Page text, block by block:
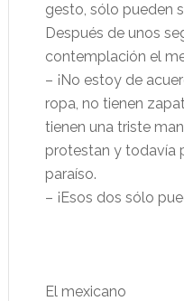
gesto, sólo pueden
Después de unos
contemplación el
– ¡No estoy de
ropa, no tienen
tienen una triste
protestan y todavía
paraíso.
– ¡Esos dos sólo
El mexicano